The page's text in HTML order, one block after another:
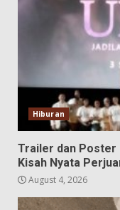
Hiburan
Trailer dan Poster
Kisah Nyata
August 4, 2026